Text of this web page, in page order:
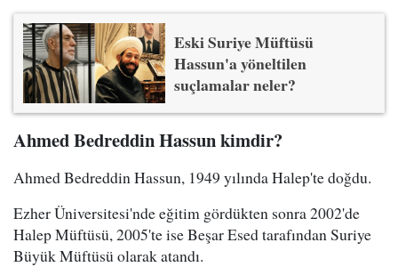
Eski Suriye Müftüsü
Hassun'a yöneltilen
suçlamalar neler?
Ahmed Bedreddin Hassun kimdir?
Ahmed Bedreddin Hassun, 1949 yılında Halep'te doğdu.
Ezher Üniversitesi'nde eğitim gördükten sonra 2002'de
Halep Müftüsü, 2005'te ise Beşar Esed tarafından Suriye
Büyük Müftüsü olarak atandı.